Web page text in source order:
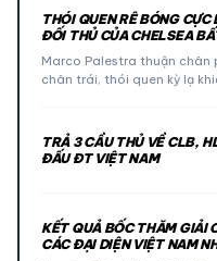
THÓI QUEN RÊ BÓNG
ĐỐI THỦ CỦA CHELSEA
Marco Palestra thuận chân
chân trái, thói quen kỳ lạ
TRẢ 3 CẦU THỦ VỀ CLB,
ĐẤU ĐT VIỆT NAM
KẾT QUẢ BỐC THĂM GIẢI
CÁC ĐẠI DIỆN VIỆT NAM